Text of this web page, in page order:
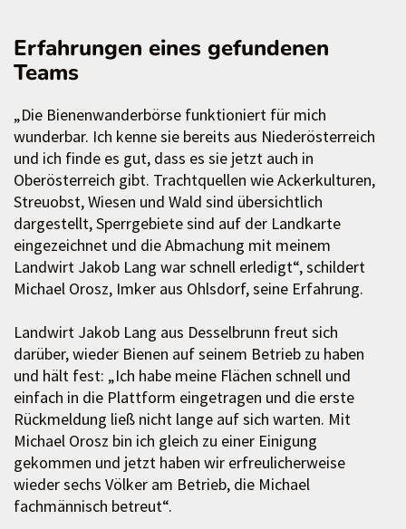
Erfahrungen eines gefundenen
Teams
„Die Bienenwanderbörse funktioniert für mich
wunderbar. Ich kenne sie bereits aus Niederösterreich
und ich finde es gut, dass es sie jetzt auch in
Oberösterreich gibt. Trachtquellen wie Ackerkulturen,
Streuobst, Wiesen und Wald sind übersichtlich
dargestellt, Sperrgebiete sind auf der Landkarte
eingezeichnet und die Abmachung mit meinem
Landwirt Jakob Lang war schnell erledigt“, schildert
Michael Orosz, Imker aus Ohlsdorf, seine Erfahrung.
Landwirt Jakob Lang aus Desselbrunn freut sich
darüber, wieder Bienen auf seinem Betrieb zu haben
und hält fest: „Ich habe meine Flächen schnell und
einfach in die Plattform eingetragen und die erste
Rückmeldung ließ nicht lange auf sich warten. Mit
Michael Orosz bin ich gleich zu einer Einigung
gekommen und jetzt haben wir erfreulicherweise
wieder sechs Völker am Betrieb, die Michael
fachmännisch betreut“.